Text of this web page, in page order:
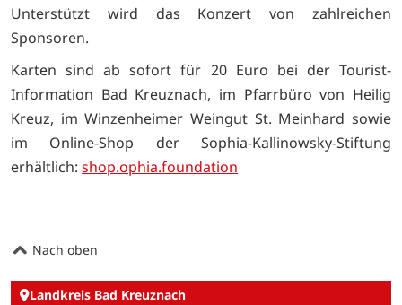
Unterstützt wird das Konzert von zahlreichen
Sponsoren.
Karten sind ab sofort für 20 Euro bei der Tourist-
Information Bad Kreuznach, im Pfarrbüro von Heilig
Kreuz, im Winzenheimer Weingut St. Meinhard sowie
im Online-Shop der Sophia-Kallinowsky-Stiftung
erhältlich: shop.ophia.foundation
Nach oben
Landkreis Bad Kreuznach